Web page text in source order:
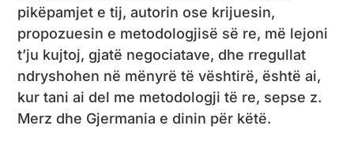
pikëpamjet e tij, autorin ose krijuesin,
propozuesin e metodologjisë së re, më lejoni
t’ju kujtoj, gjatë negociatave, dhe rregullat
ndryshohen në mënyrë të vështirë, është ai,
kur tani ai del me metodologji të re, sepse z.
Merz dhe Gjermania e dinin për këtë.